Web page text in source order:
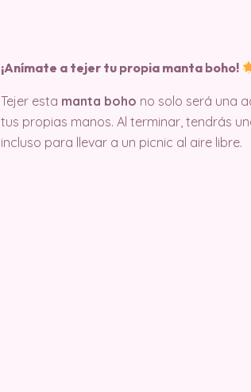
¡Anímate a tejer tu propia manta boho!
Tejer esta manta boho no solo será una
tus propias manos. Al terminar, tendrás
incluso para llevar a un picnic al aire libre.